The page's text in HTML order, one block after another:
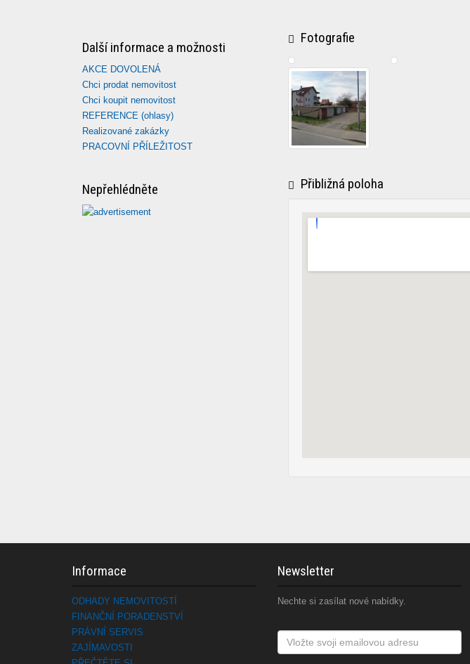
Další informace a možnosti
AKCE DOVOLENÁ
Chci prodat nemovitost
Chci koupit nemovitost
REFERENCE (ohlasy)
Realizované zakázky
PRACOVNÍ PŘÍLEŽITOST
Nepřehlédněte
Fotografie
Přibližná poloha
Informace
ODHADY NEMOVITOSTÍ
FINANČNÍ PORADENSTVÍ
PRÁVNÍ SERVIS
ZAJÍMAVOSTI
Newsletter
Nechte si zasílat nové nabídky.